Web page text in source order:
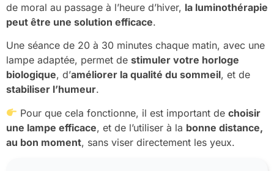
de moral au passage à l’heure d’hiver, la luminothérapie
peut être une solution efficace.
Une séance de 20 à 30 minutes chaque matin, avec une
lampe adaptée, permet de stimuler votre horloge
biologique, d’améliorer la qualité du sommeil, et de
stabiliser l’humeur.
Pour que cela fonctionne, il est important dechoisir
une lampe efficace, et de l’utiliser à la bonne distance,
au bon moment, sans viser directement les yeux.